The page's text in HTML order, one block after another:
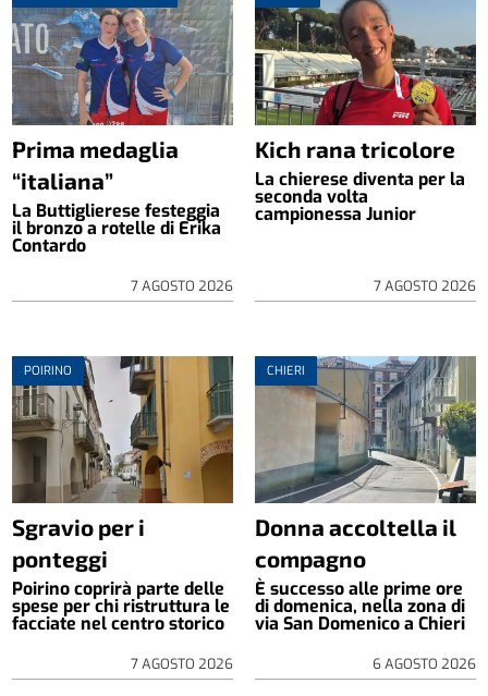
Prima medaglia
“italiana”
La Buttiglierese festeggia
il bronzo a rotelle di Erika
Contardo
7 AGOSTO 2026
Kich rana tricolore
La chierese diventa per la
seconda volta
campionessa Junior
7 AGOSTO 2026
POIRINO
Sgravio per i
ponteggi
Poirino coprirà parte delle
spese per chi ristruttura le
facciate nel centro storico
7 AGOSTO 2026
CHIERI
Donna accoltella il
compagno
È successo alle prime ore
di domenica, nella zona di
via San Domenico a Chieri
6 AGOSTO 2026